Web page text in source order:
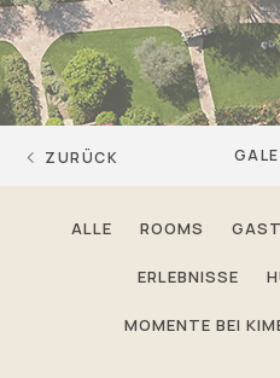
ZURÜCK
ALLE ROOMS
ERLEBNISSE
MOMENTE BEI